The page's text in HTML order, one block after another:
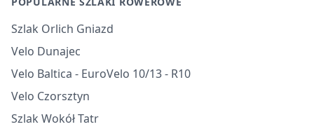
Szlak Orlich Gniazd
Velo Dunajec
Velo Baltica - EuroVelo 10/13 - R10
Velo Czorsztyn
Szlak Wokół Tatr